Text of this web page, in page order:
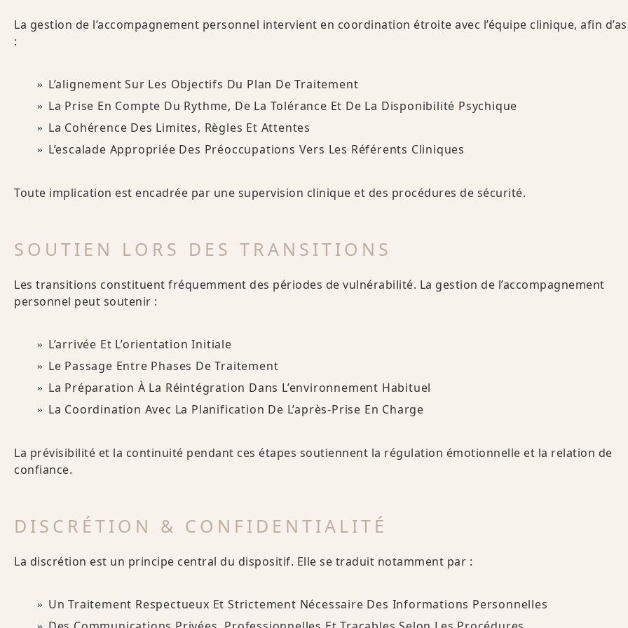
La gestion de l’accompagnement personnel intervient en coordination étroite avec l’équipe clinique, afin
:
L’alignement Sur Les Objectifs Du Plan De Traitement
La Prise En Compte Du Rythme, De La Tolérance Et De La Disponibilité Psychique
La Cohérence Des Limites, Règles Et Attentes
L’escalade Appropriée Des Préoccupations Vers Les Référents Cliniques
Toute implication est encadrée par une supervision clinique et des procédures de sécurité.
SOUTIEN LORS DES TRANSITIONS
Les transitions constituent fréquemment des périodes de vulnérabilité. La gestion de l’accompagnement
personnel peut soutenir :
L’arrivée Et L’orientation Initiale
Le Passage Entre Phases De Traitement
La Préparation À La Réintégration Dans L’environnement Habituel
La Coordination Avec La Planification De L’après-Prise En Charge
La prévisibilité et la continuité pendant ces étapes soutiennent la régulation émotionnelle et la relation de
confiance.
DISCRÉTION & CONFIDENTIALITÉ
La discrétion est un principe central du dispositif. Elle se traduit notamment par :
Un Traitement Respectueux Et Strictement Nécessaire Des Informations Personnelles